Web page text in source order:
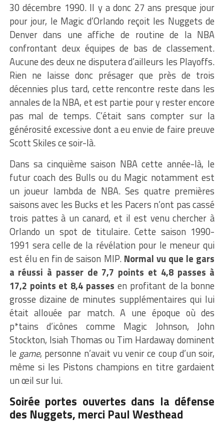
30 décembre 1990. Il y a donc 27 ans presque jour
pour jour, le Magic d’Orlando reçoit les Nuggets de
Denver dans une affiche de routine de la NBA
confrontant deux équipes de bas de classement.
Aucune des deux ne disputera d’ailleurs les Playoffs.
Rien ne laisse donc présager que près de trois
décennies plus tard, cette rencontre reste dans les
annales de la NBA, et est partie pour y rester encore
pas mal de temps. C’était sans compter sur la
générosité excessive dont a eu envie de faire preuve
Scott Skiles ce soir-là.
Dans sa cinquième saison NBA cette année-là, le
futur coach des Bulls ou du Magic notamment est
un joueur lambda de NBA. Ses quatre premières
saisons avec les Bucks et les Pacers n’ont pas cassé
trois pattes à un canard, et il est venu chercher à
Orlando un spot de titulaire. Cette saison 1990-
1991 sera celle de la révélation pour le meneur qui
est élu en fin de saison MIP. Normal vu que le gars
a réussi à passer de 7,7 points et 4,8 passes à
17,2 points et 8,4 passes en profitant de la bonne
grosse dizaine de minutes supplémentaires qui lui
était allouée par match. A une époque où des
p*tains d’icônes comme Magic Johnson, John
Stockton, Isiah Thomas ou Tim Hardaway dominent
le game, personne n’avait vu venir ce coup d’un soir,
même si les Pistons champions en titre gardaient
un œil sur lui.
Soirée portes ouvertes dans la défense
des Nuggets, merci Paul Westhead